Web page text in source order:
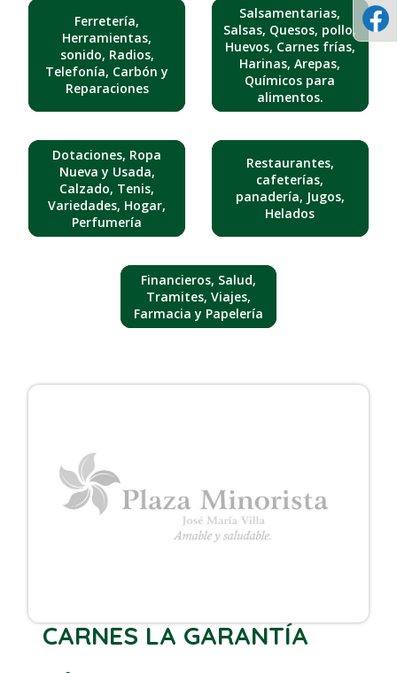
Ferretería,
Herramientas,
sonido, Radios,
Telefonía, Carbón y
Reparaciones
Salsamentarias,
Salsas, Quesos, pollo,
Huevos, Carnes frías,
Harinas, Arepas,
Químicos para
alimentos.
Dotaciones, Ropa
Nueva y Usada,
Calzado, Tenis,
Variedades, Hogar,
Perfumería
Restaurantes,
cafeterías,
panadería, Jugos,
Helados
Financieros, Salud,
Tramites, Viajes,
Farmacia y Papelería
CARNES LA GARANTÍA